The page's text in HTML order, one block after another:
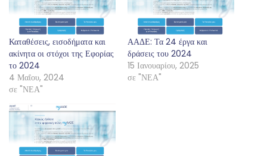
Καταθέσεις, εισοδήματα και
ακίνητα οι στόχοι της Εφορίας
το 2024
4 Μαΐου, 2024
σε "ΝΕΑ"
ΑΑΔΕ: Τα 24 έργα και
δράσεις του 2024
15 Ιανουαρίου, 2025
σε "ΝΕΑ"